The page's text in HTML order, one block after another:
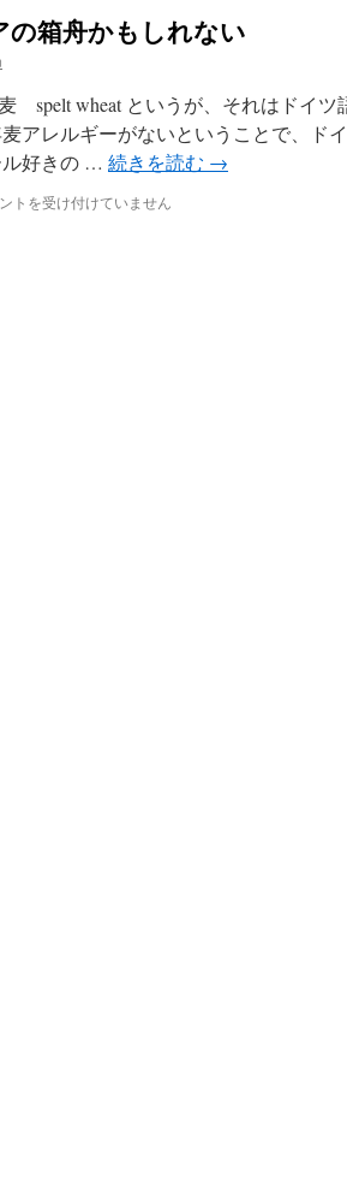
は
の箱舟かもしれない
spelt wheat というが、それはドイ
アレルギーがないということで、ドイ
ル好きの … 続きを読む →
トを受け付けていません